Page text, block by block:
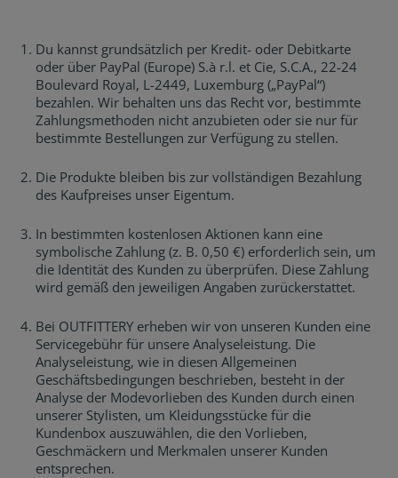
Du kannst grundsätzlich per Kredit- oder Debitkarte
oder über PayPal (Europe) S.à r.l. et Cie, S.C.A., 22-24
Boulevard Royal, L-2449, Luxemburg („PayPal“)
bezahlen. Wir behalten uns das Recht vor, bestimmte
Zahlungsmethoden nicht anzubieten oder sie nur für
bestimmte Bestellungen zur Verfügung zu stellen.
Die Produkte bleiben bis zur vollständigen Bezahlung
des Kaufpreises unser Eigentum.
In bestimmten kostenlosen Aktionen kann eine
symbolische Zahlung (z. B. 0,50 €) erforderlich sein, um
die Identität des Kunden zu überprüfen. Diese Zahlung
wird gemäß den jeweiligen Angaben zurückerstattet.
Bei OUTFITTERY erheben wir von unseren Kunden eine
Servicegebühr für unsere Analyseleistung. Die
Analyseleistung, wie in diesen Allgemeinen
Geschäftsbedingungen beschrieben, besteht in der
Analyse der Modevorlieben des Kunden durch einen
unserer Stylisten, um Kleidungsstücke für die
Kundenbox auszuwählen, die den Vorlieben,
Geschmäckern und Merkmalen unserer Kunden
entsprechen.